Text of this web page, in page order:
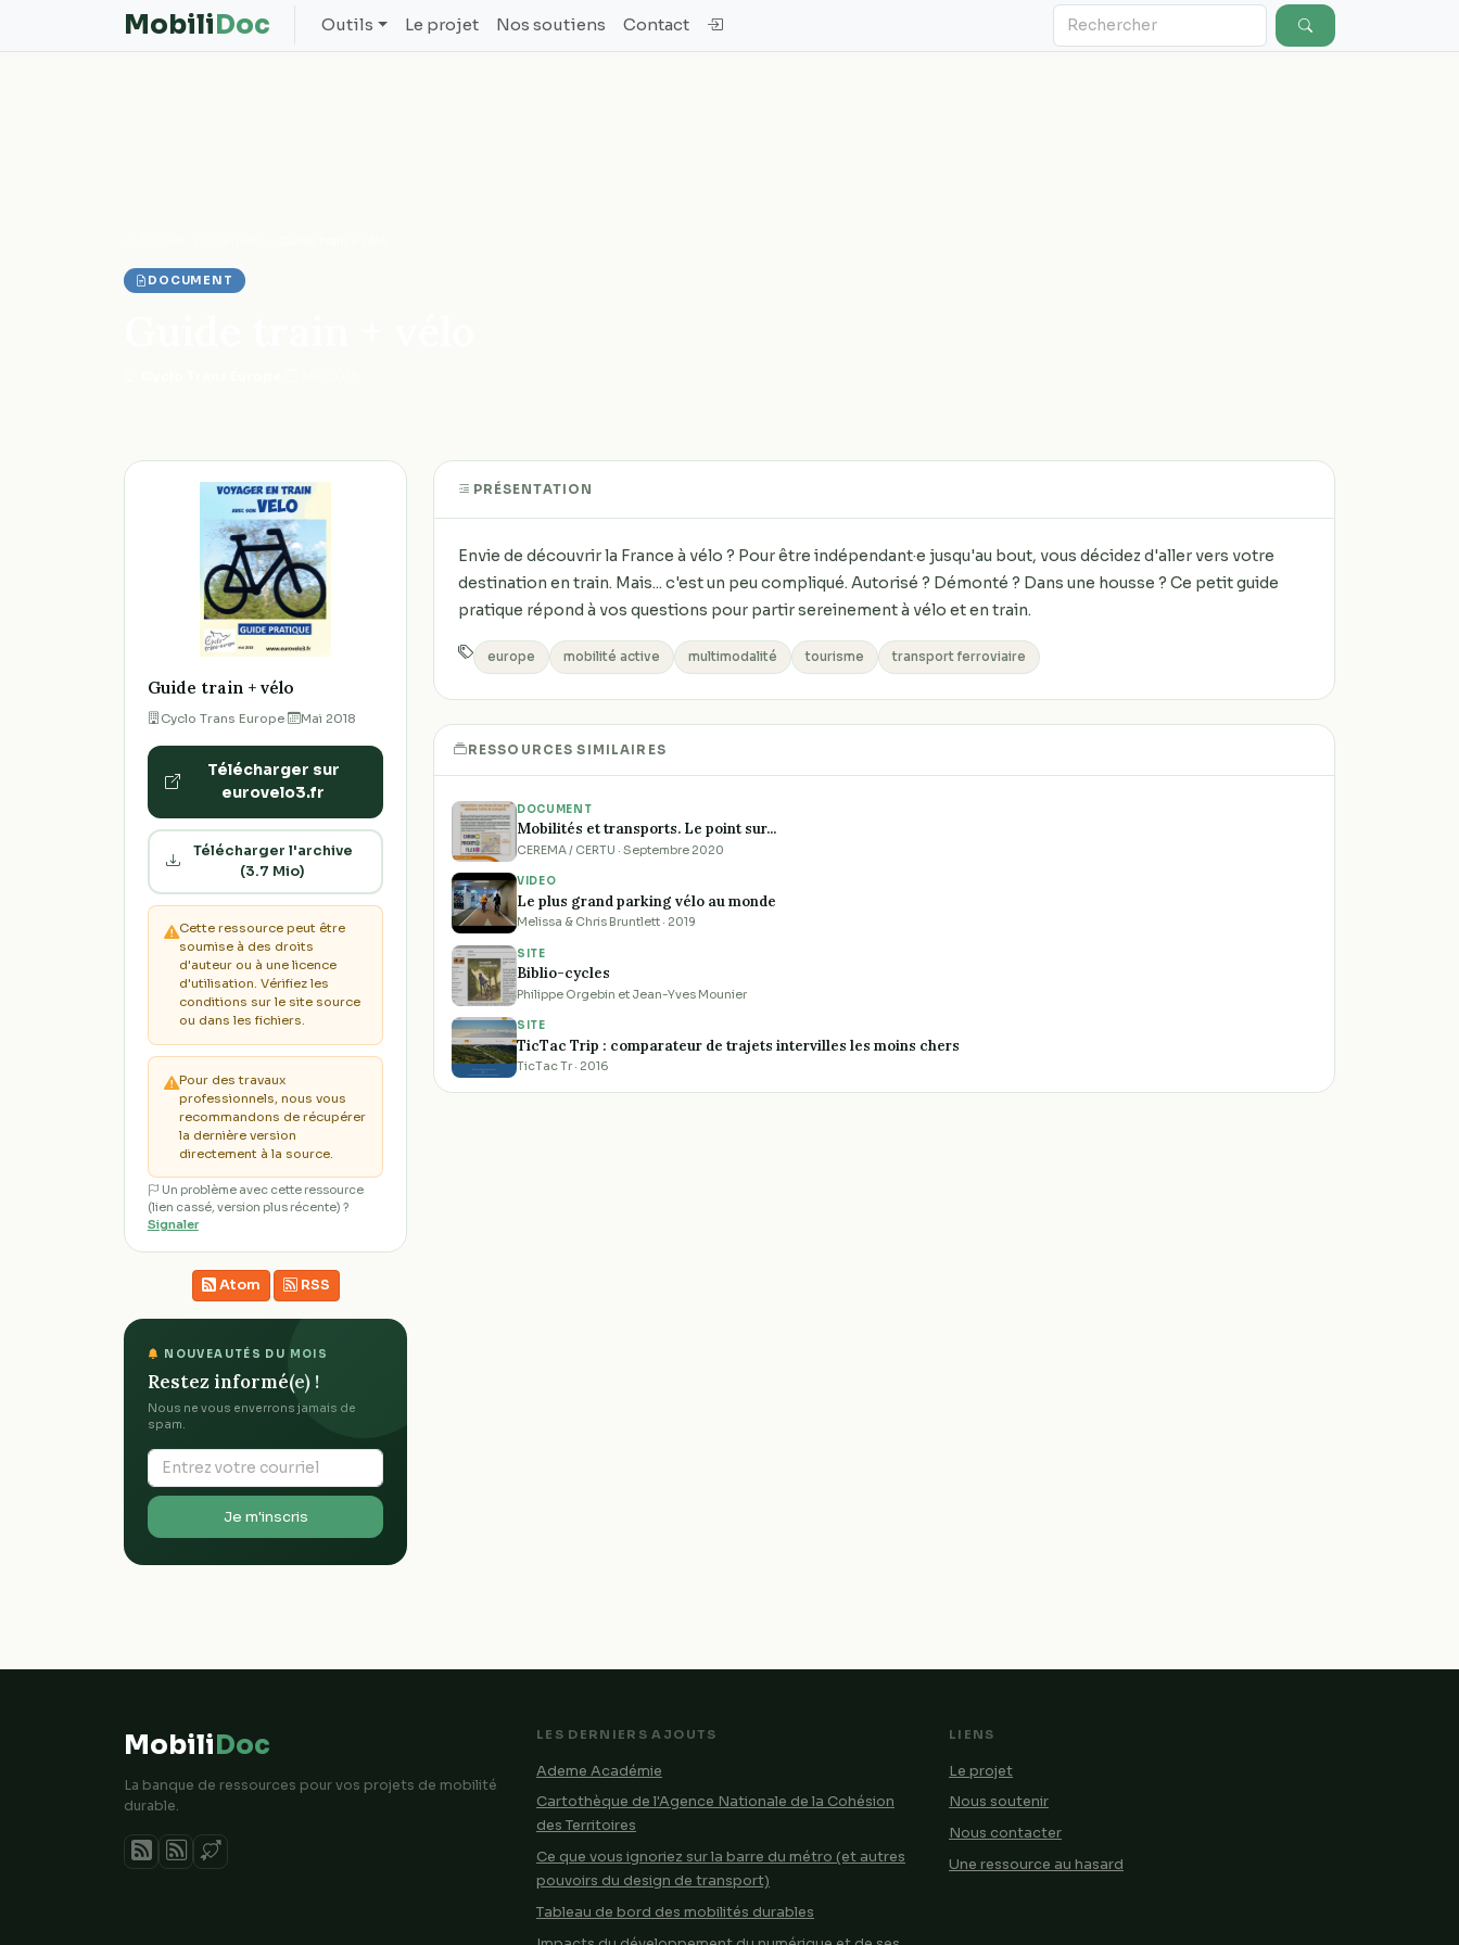
MobiliDoc Outils Le projet Nos soutiens Contact
DOCUMENT
Guide train + vélo
Cyclo Trans Europe· Mai 2018
Télécharger sur
eurovelo3.fr
Télécharger l'archive
(3.7 Mio)
Cette ressource peut être
soumise à des droits
d'auteur ou à une licence
d'utilisation. Vérifiez les
conditions sur le site source
ou dans les fichiers.
Pour des travaux
professionnels, nous vous
recommandons de récupérer
la dernière version
directement à la source.
Un problème avec cette ressource
(lien cassé, version plus récente) ?
Signaler
Atom RSS
NOUVEAUTÉS DU MOIS
Restez informé(e) !
Nous ne vous enverrons jamais de
spam.
Je m'inscris
PRÉSENTATION
Envie de découvrir la France à vélo ? Pour être indépendant·e jusqu'au bout, vous décidez d'aller vers votre
destination en train. Mais... c'est un peu compliqué. Autorisé ? Démonté ? Dans une housse ? Ce petit guide
pratique répond à vos questions pour partir sereinement à vélo et en train.
europe mobilité active multimodalité tourisme transport ferroviaire
RESSOURCES SIMILAIRES
DOCUMENT
Mobilités et transports. Le point sur...
CEREMA / CERTU · Septembre 2020
VIDEO
Le plus grand parking vélo au monde
Melissa & Chris Bruntlett · 2019
SITE
Biblio-cycles
Philippe Orgebin et Jean-Yves Mounier
SITE
TicTac Trip : comparateur de trajets intervilles les moins chers
TicTac Tr · 2016
MobiliDoc
La banque de ressources pour vos projets de mobilité
durable.
LES DERNIERS AJOUTS
Ademe Académie
Cartothèque de l'Agence Nationale de la Cohésion
des Territoires
Ce que vous ignoriez sur la barre du métro (et autres
pouvoirs du design de transport)
Tableau de bord des mobilités durables
LIENS
Le projet
Nous soutenir
Nous contacter
Une ressource au hasard